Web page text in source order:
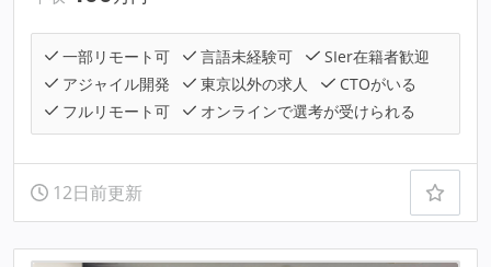
一部リモート可 言語未経験可
SIer在籍者歓迎
アジャイル開発
東京以外の求人
CTOがいる
フルリモート可
オンラインで選考が受けられる
12日前更新